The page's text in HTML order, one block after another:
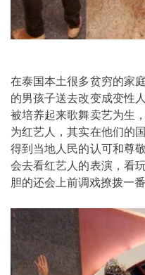
在泰国本土很多贫穷的家
的男孩子送去改变成变性
被培养起来歌舞卖艺为生
为红艺人，其实在他们的
得到当地人民的认可和尊
会去看红艺人的表演，看
胆的还会上前调戏撩拨一番